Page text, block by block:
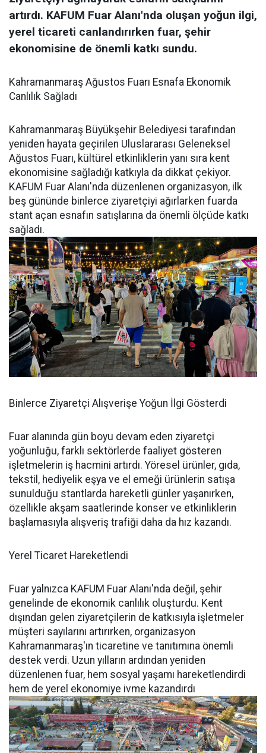
artırdı. KAFUM Fuar Alanı'nda oluşan yoğun ilgi,
yerel ticareti canlandırırken fuar, şehir
ekonomisine de önemli katkı sundu.
Kahramanmaraş Ağustos Fuarı Esnafa Ekonomik
Canlılık Sağladı
Kahramanmaraş Büyükşehir Belediyesi tarafından
yeniden hayata geçirilen Uluslararası Geleneksel
Ağustos Fuarı, kültürel etkinliklerin yanı sıra kent
ekonomisine sağladığı katkıyla da dikkat çekiyor.
KAFUM Fuar Alanı'nda düzenlenen organizasyon, ilk
beş gününde binlerce ziyaretçiyi ağırlarken fuarda
stant açan esnafın satışlarına da önemli ölçüde katkı
sağladı.
Binlerce Ziyaretçi Alışverişe Yoğun İlgi Gösterdi
Fuar alanında gün boyu devam eden ziyaretçi
yoğunluğu, farklı sektörlerde faaliyet gösteren
işletmelerin iş hacmini artırdı. Yöresel ürünler, gıda,
tekstil, hediyelik eşya ve el emeği ürünlerin satışa
sunulduğu stantlarda hareketli günler yaşanırken,
özellikle akşam saatlerinde konser ve etkinliklerin
başlamasıyla alışveriş trafiği daha da hız kazandı.
Yerel Ticaret Hareketlendi
Fuar yalnızca KAFUM Fuar Alanı'nda değil, şehir
genelinde de ekonomik canlılık oluşturdu. Kent
dışından gelen ziyaretçilerin de katkısıyla işletmeler
müşteri sayılarını artırırken, organizasyon
Kahramanmaraş'ın ticaretine ve tanıtımına önemli
destek verdi. Uzun yılların ardından yeniden
düzenlenen fuar, hem sosyal yaşamı hareketlendirdi
hem de yerel ekonomiye ivme kazandırdı